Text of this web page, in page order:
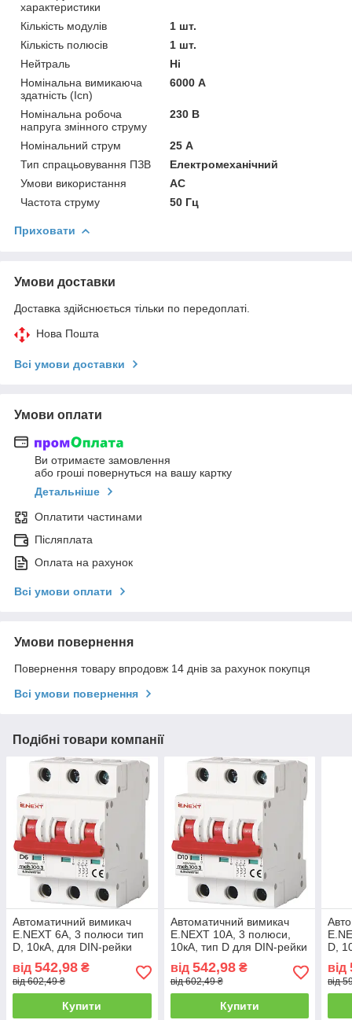
характеристики
Кількість модулів
1 шт.
Кількість полюсів
1 шт.
Нейтраль
Ні
Номінальна вимикаюча
здатність (Icn)
6000 А
Номінальна робоча
напруга змінного струму
230 В
Номінальний струм
25 А
Тип спрацьовування ПЗВ
Електромеханічний
Умови використання
АС
Частота струму
50 Гц
Приховати
Умови доставки
Доставка здійснюється тільки по передоплаті.
Нова Пошта
Всі умови доставки
Умови оплати
Ви отримаєте замовлення
або гроші повернуться на вашу картку
Детальніше
Оплатити частинами
Післяплата
Оплата на рахунок
Всі умови оплати
Умови повернення
Повернення товару впродовж 14 днів за рахунок покупця
Всі умови повернення
Подібні товари компанії
Автоматичний вимикач
E.NEXT 6А, 3 полюси тип
D, 10кА, для DIN-рейки
від 542,98 ₴
від 602,49 ₴
Купити
Автоматичний вимикач
E.NEXT 10А, 3 полюси,
10кА, тип D для DIN-рейки
від 542,98₴
від 602,49 ₴
Купити
D,
від
від